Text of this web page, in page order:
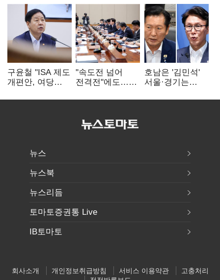
구윤철 "ISA 제도
개편안, 여당
제도 보완 적극
"속도전 넘어
전격전"에도…
주 52시간까지
호남은 '김민석'
서울·경기는
승자는 '안갯속'
뉴스
뉴스북
뉴스리듬
토마토증권통 Live
IB토마토
회사소개 개인정보취급방침 서비스 이용약관
고충처리